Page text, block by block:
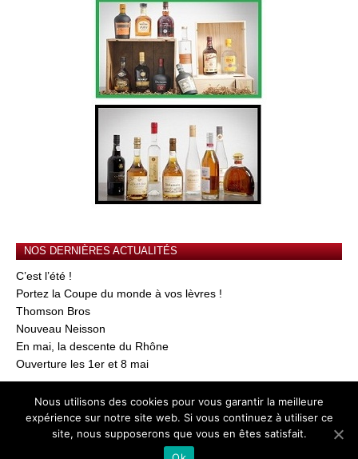
NOS DERNIÈRES ACTUALITÉS
C’est l’été !
Portez la Coupe du monde à vos lèvres !
Thomson Bros
Nouveau Neisson
En mai, la descente du Rhône
Ouverture les 1er et 8 mai
© 2026 Mentions Légales
Nous utilisons des cookies pour vous garantir la meilleure
expérience sur notre site web. Si vous continuez à utiliser ce
site, nous supposerons que vous en êtes satisfait.